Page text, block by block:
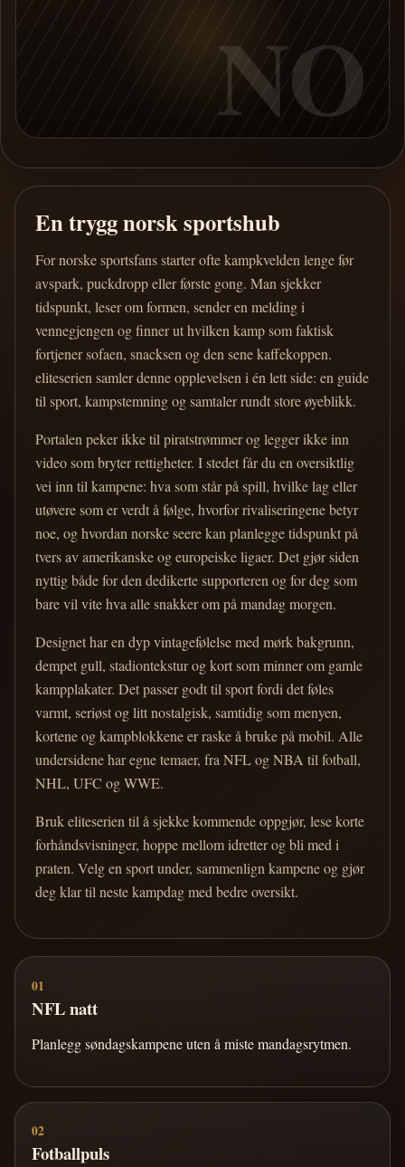
NO
En trygg norsk sportshub
For norske sportsfans starter ofte kampkvelden lenge før
avspark, puckdropp eller første gong. Man sjekker
tidspunkt, leser om formen, sender en melding i
vennegjengen og finner ut hvilken kamp som faktisk
fortjener sofaen, snacksen og den sene kaffekoppen.
eliteserien samler denne opplevelsen i én lett side: en guide
til sport, kampstemning og samtaler rundt store øyeblikk.
Portalen peker ikke til piratstrømmer og legger ikke inn
video som bryter rettigheter. I stedet får du en oversiktlig
vei inn til kampene: hva som står på spill, hvilke lag eller
utøvere som er verdt å følge, hvorfor rivaliseringene betyr
noe, og hvordan norske seere kan planlegge tidspunkt på
tvers av amerikanske og europeiske ligaer. Det gjør siden
nyttig både for den dedikerte supporteren og for deg som
bare vil vite hva alle snakker om på mandag morgen.
Designet har en dyp vintagefølelse med mørk bakgrunn,
dempet gull, stadiontekstur og kort som minner om gamle
kampplakater. Det passer godt til sport fordi det føles
varmt, seriøst og litt nostalgisk, samtidig som menyen,
kortene og kampblokkene er raske å bruke på mobil. Alle
undersidene har egne temaer, fra NFL og NBA til fotball,
NHL, UFC og WWE.
Bruk eliteserien til å sjekke kommende oppgjør, lese korte
forhåndsvisninger, hoppe mellom idretter og bli med i
praten. Velg en sport under, sammenlign kampene og gjør
deg klar til neste kampdag med bedre oversikt.
01
NFL natt
Planlegg søndagskampene uten å miste mandagsrytmen.
02
Fotballpuls